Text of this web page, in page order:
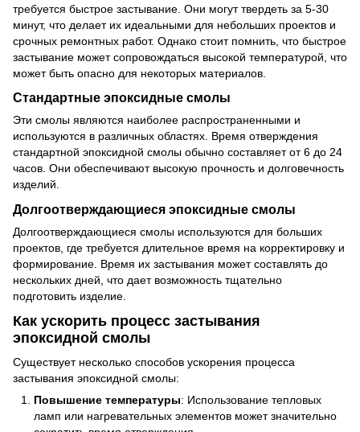
требуется быстрое застывание. Они могут твердеть за 5-30
минут, что делает их идеальными для небольших проектов и
срочных ремонтных работ. Однако стоит помнить, что быстрое
застывание может сопровождаться высокой температурой, что
может быть опасно для некоторых материалов.
Стандартные эпоксидные смолы
Эти смолы являются наиболее распространенными и
используются в различных областях. Время отверждения
стандартной эпоксидной смолы обычно составляет от 6 до 24
часов. Они обеспечивают высокую прочность и долговечность
изделий.
Долгоотверждающиеся эпоксидные смолы
Долгоотверждающиеся смолы используются для больших
проектов, где требуется длительное время на корректировку и
формирование. Время их застывания может составлять до
нескольких дней, что дает возможность тщательно
подготовить изделие.
Как ускорить процесс застывания
эпоксидной смолы
Существует несколько способов ускорения процесса
застывания эпоксидной смолы:
Повышение температуры: Использование тепловых
ламп или нагревательных элементов может значительно